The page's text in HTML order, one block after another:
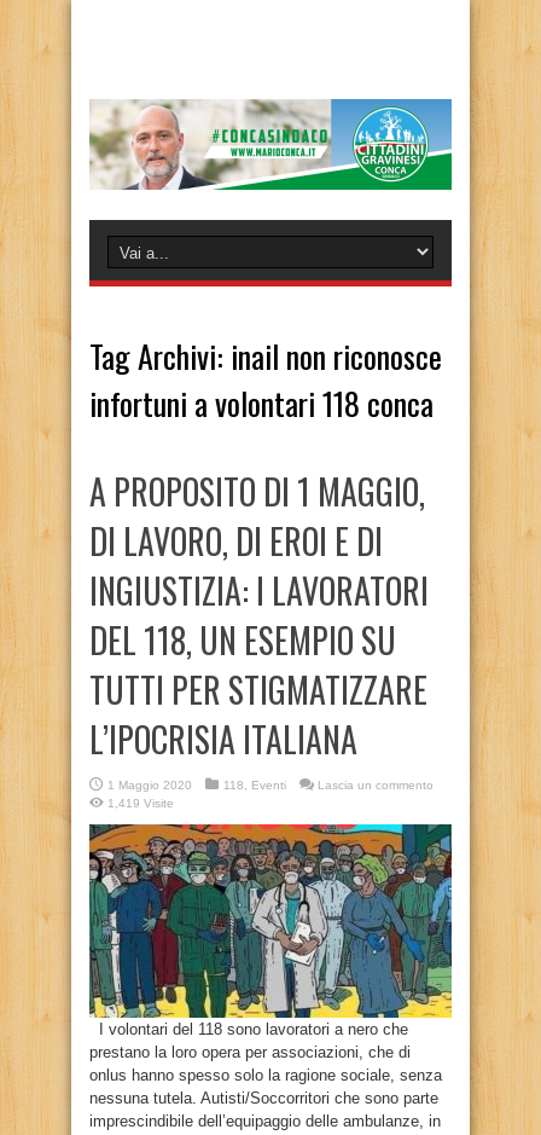
Tag Archivi: inail non riconosce
infortuni a volontari 118 conca
A PROPOSITO DI 1 MAGGIO,
DI LAVORO, DI EROI E DI
INGIUSTIZIA: I LAVORATORI
DEL 118, UN ESEMPIO SU
TUTTI PER STIGMATIZZARE
L’IPOCRISIA ITALIANA
1 Maggio 2020 118 Eventi
Lascia un commento
1,419 Visite
I volontari del 118 sono lavoratori a nero che
prestano la loro opera per associazioni, che di
onlus hanno spesso solo la ragione sociale, senza
nessuna tutela. Autisti/Soccorritori che sono parte
imprescindibile dell’equipaggio delle ambulanze, in